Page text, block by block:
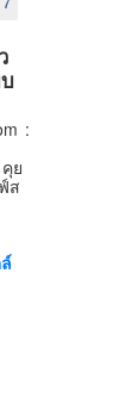
:
ย
ส